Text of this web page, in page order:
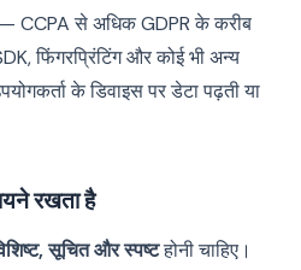
CCPA से अधिक GDPR के करीब
फिंगरप्रिंटिंग और कोई भी अन्य
के डिवाइस पर डेटा पढ़ती या
रखता है
सूचित और स्पष्टहोनी चाहिए।